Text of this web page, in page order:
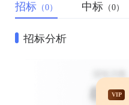
招标 （0） 中标 （0）
招标分析
VIP